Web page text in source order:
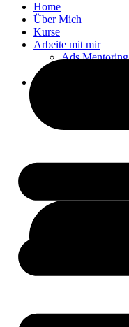
Home
Über Mich
Kurse
Arbeite mit mir
Ads Mentoring
Kundenstimmen